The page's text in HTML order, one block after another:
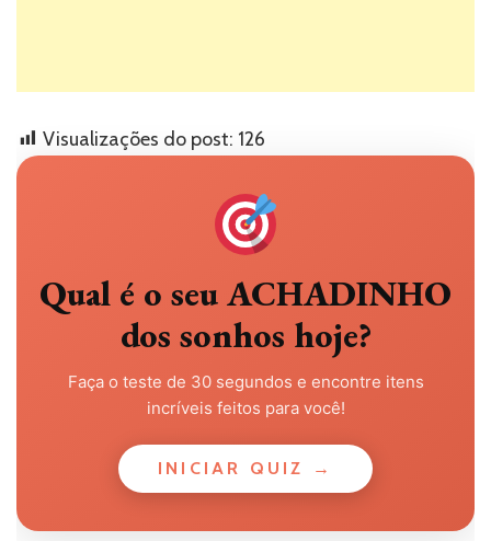
Visualizações do post: 126
Qual é o seu ACHADINHO
dos sonhos hoje?
Faça o teste de 30 segundos e encontre itens
incríveis feitos para você!
INICIAR QUIZ →